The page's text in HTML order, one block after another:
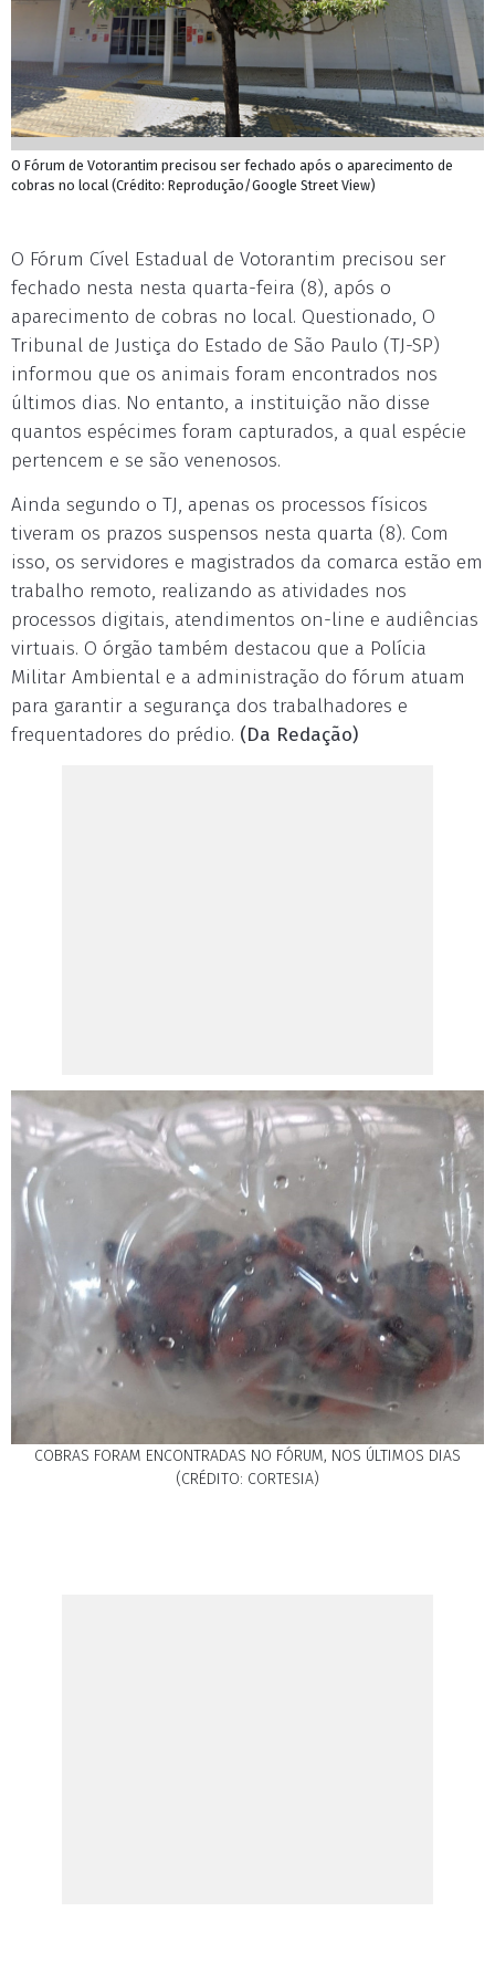
O Fórum de Votorantim precisou ser fechado após o aparecimento de
cobras no local (Crédito: Reprodução/Google Street View)
O Fórum Cível Estadual de Votorantim precisou ser
fechado nesta nesta quarta-feira (8), após o
aparecimento de cobras no local. Questionado, O
Tribunal de Justiça do Estado de São Paulo (TJ-SP)
informou que os animais foram encontrados nos
últimos dias. No entanto, a instituição não disse
quantos espécimes foram capturados, a qual espécie
pertencem e se são venenosos.
Ainda segundo o TJ, apenas os processos físicos
tiveram os prazos suspensos nesta quarta (8). Com
isso, os servidores e magistrados da comarca estão em
trabalho remoto, realizando as atividades nos
processos digitais, atendimentos on-line e audiências
virtuais. O órgão também destacou que a Polícia
Militar Ambiental e a administração do fórum atuam
para garantir a segurança dos trabalhadores e
frequentadores do prédio. (Da Redação)
COBRAS FORAM ENCONTRADAS NO FÓRUM, NOS ÚLTIMOS DIAS
(CRÉDITO: CORTESIA)